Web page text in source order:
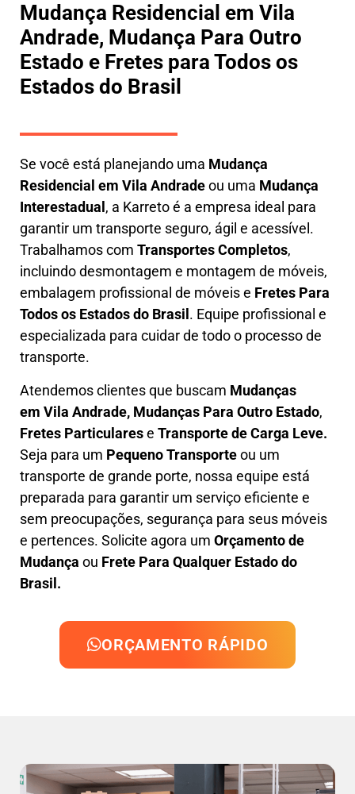
Mudança Residencial em Vila
Andrade, Mudança Para Outro
Estado e Fretes para Todos os
Estados do Brasil
Se você está planejando uma Mudança
Residencial em Vila Andradeou uma Mudança
Interestadual , a Karretoé a empresa ideal para
garantir um transporte seguro, ágil e acessível.
Trabalhamos com Transportes Completos,
incluindodesmontagem e montagem de móveis,
embalagem profissional de móveis e Fretes Para
Todos os Estados do Brasil . Equipe profissional e
especializada para cuidar de todo o processo de
transporte.
Atendemos clientes que buscam Mudanças
em Vila Andrade, Mudanças Para Outro Estado,
Fretes Particularese Transportede Carga Leve.
Seja para um Pequeno Transporteou um
transporte de grande porte, nossa equipe está
preparada para garantir um serviço eficiente e
sem preocupações, segurança para seus móveis
e pertences. Solicite agora um Orçamento de
Mudança ou Frete Para Qualquer Estado do
Brasil.
ORÇAMENTO RÁPIDO